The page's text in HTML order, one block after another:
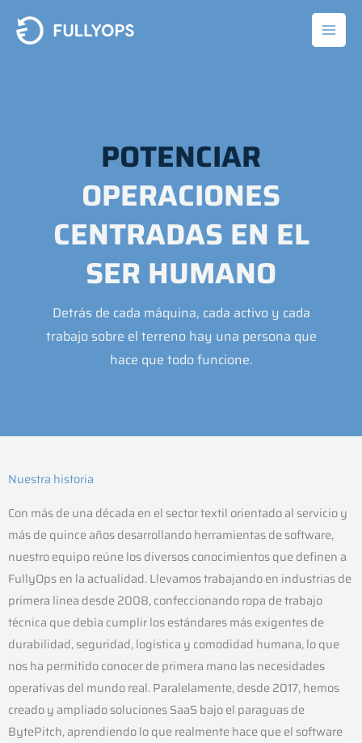
POTENCIAR
OPERACIONES
CENTRADAS EN EL
SER HUMANO
Detrás de cada máquina, cada activo y cada
trabajo sobre el terreno hay una persona que
hace que todo funcione.
Nuestra historia
Con más de una década en el sector textil orientado al servicio y
más de quince años desarrollando herramientas de software,
nuestro equipo reúne los diversos conocimientos que definen a
FullyOps en la actualidad. Llevamos trabajando en industrias de
primera línea desde 2008, confeccionando ropa de trabajo
técnica que debía cumplir los estándares más exigentes de
durabilidad, seguridad, logística y comodidad humana, lo que
nos ha permitido conocer de primera mano las necesidades
operativas del mundo real. Paralelamente, desde 2017, hemos
creado y ampliado soluciones SaaS bajo el paraguas de
BytePitch, aprendiendo lo que realmente hace que el software